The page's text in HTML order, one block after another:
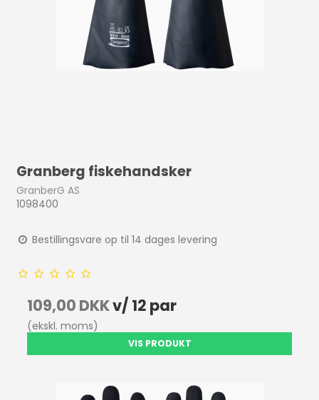
Granberg fiskehandsker
GranberG AS
1098400
Bestillingsvare op til 14 dages levering
109,00 DKKv/ 12 par
(ekskl. moms)
VIS PRODUKT